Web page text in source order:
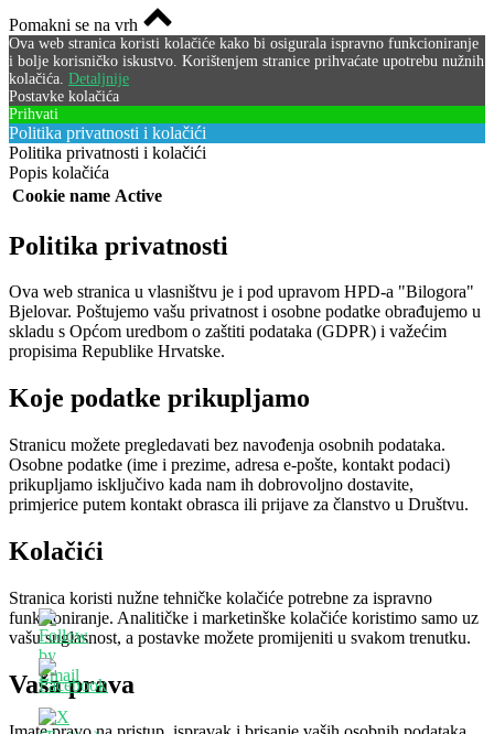
Pomakni se na vrh
Ova web stranica koristi kolačiće kako bi osigurala ispravno funkcioniranje
i bolje korisničko iskustvo. Korištenjem stranice prihvaćate upotrebu nužnih
kolačića. Detaljnije
Postavke kolačića
Prihvati
Politika privatnosti i kolačići
Politika privatnosti i kolačići
Popis kolačića
Cookie name Active
Politika privatnosti
Ova web stranica u vlasništvu je i pod upravom HPD-a "Bilogora"
Bjelovar. Poštujemo vašu privatnost i osobne podatke obrađujemo u
skladu s Općom uredbom o zaštiti podataka (GDPR) i važećim
propisima Republike Hrvatske.
Koje podatke prikupljamo
Stranicu možete pregledavati bez navođenja osobnih podataka.
Osobne podatke (ime i prezime, adresa e-pošte, kontakt podaci)
prikupljamo isključivo kada nam ih dobrovoljno dostavite,
primjerice putem kontakt obrasca ili prijave za članstvo u Društvu.
Kolačići
Stranica koristi nužne tehničke kolačiće potrebne za ispravno
funkcioniranje. Analitičke i marketinške kolačiće koristimo samo uz
vašu suglasnost, a postavke možete promijeniti u svakom trenutku.
Vaša prava